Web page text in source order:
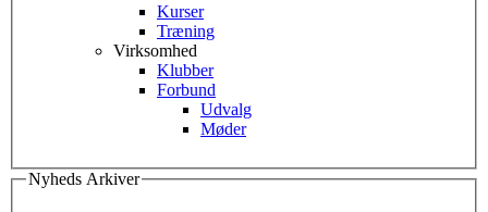
Kurser
Træning
Virksomhed
Klubber
Forbund
Udvalg
Møder
Nyheds Arkiver